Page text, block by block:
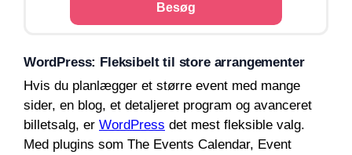
Besøg
WordPress: Fleksibelt til store arrangementer
Hvis du planlægger et større event med mange
sider, en blog, et detaljeret program og avanceret
billetsalg, er WordPress det mest fleksible valg.
Med plugins som The Events Calendar, Event